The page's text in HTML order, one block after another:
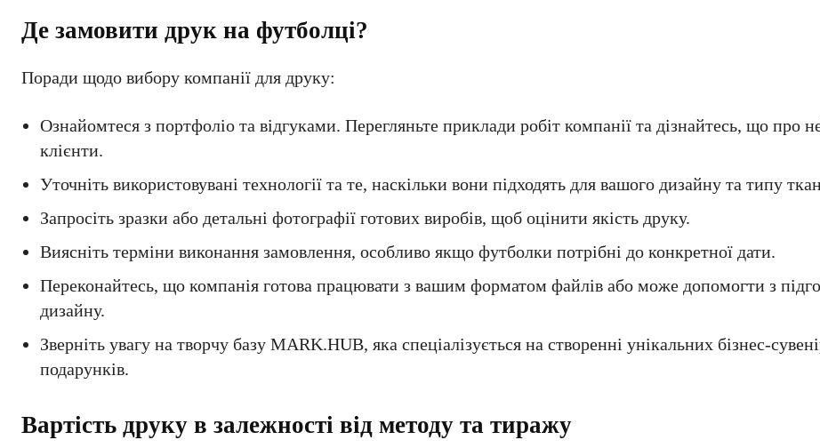
Де замовити друк на футболці?
Поради щодо вибору компанії для друку:
Ознайомтеся з портфоліо та відгуками. Перегляньте приклади робіт компанії та дізнайтесь, що про
клієнти.
Уточніть використовувані технології та те, наскільки вони підходять для вашого дизайну та типу
Запросіть зразки або детальні фотографії готових виробів, щоб оцінити якість друку.
Виясніть терміни виконання замовлення, особливо якщо футболки потрібні до конкретної дати.
Переконайтесь, що компанія готова працювати з вашим форматом файлів або може допомогти з
дизайну.
Зверніть увагу на творчу базу MARK.HUB, яка спеціалізується на створенні унікальних бізнес-
подарунків.
Вартість друку в залежності від методу та тиражу